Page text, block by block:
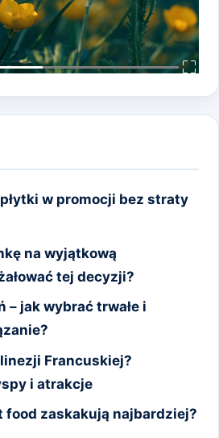
w promocji bez straty
na wyjątkową
tej decyzji?
– jak wybrać trwałe i
Francuskiej?
i atrakcje
food zaskakują najbardziej?